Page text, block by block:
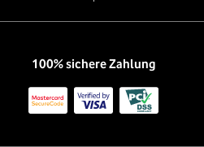
100% sichere Zahlung